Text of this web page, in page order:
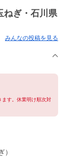
ねぎ・石川県
みんなの投稿を見る
ます。休業明け順次対